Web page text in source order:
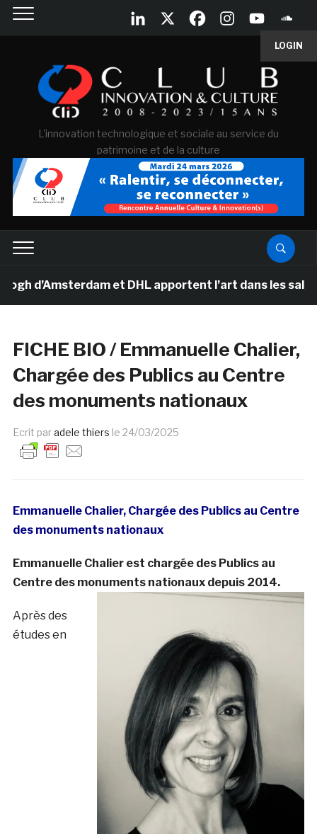
LOGIN
L'innovation technologique et sociale au service du
patrimoine et de la culture
d’Amsterdam et DHL apportent l’art dans les salles
FICHE BIO / Emmanuelle Chalier,
Chargée des Publics au Centre
des monuments nationaux
Ecrit paradele thiers le 24/03/2025
Emmanuelle Chalier, Chargée des Publics au Centre
des monuments nationaux
Emmanuelle Chalier est chargée des Publics au
Centre des monuments nationaux depuis 2014.
Après des
études en